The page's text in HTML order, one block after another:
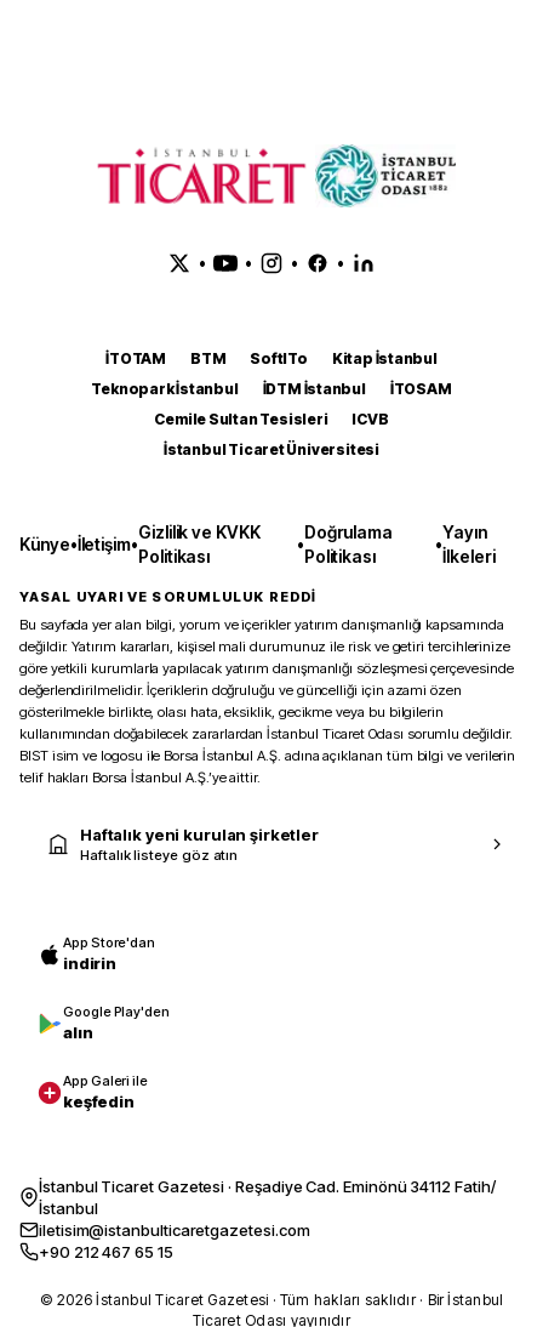
• • • •
İTOTAM BTM SoftITo
Kitap İstanbul
Teknopark İstanbul
İDTM İstanbul
İTOSAM
Cemile Sultan Tesisleri
ICVB
İstanbul Ticaret Üniversitesi
Künye•İletişim•
Gizlilik ve KVKK
Politikası
•
Doğrulama
Politikası
•
Yayın
İlkeleri
YASAL UYARI VE SORUMLULUK REDDİ
Bu sayfada yer alan bilgi, yorum ve içerikler yatırım danışmanlığı kapsamında
değildir. Yatırım kararları, kişisel mali durumunuz ile risk ve getiri tercihlerinize
göre yetkili kurumlarla yapılacak yatırım danışmanlığı sözleşmesi çerçevesinde
değerlendirilmelidir. İçeriklerin doğruluğu ve güncelliği için azami özen
gösterilmekle birlikte, olası hata, eksiklik, gecikme veya bu bilgilerin
kullanımından doğabilecek zararlardan İstanbul Ticaret Odası sorumlu değildir.
BIST isim ve logosu ile Borsa İstanbul A.Ş. adına açıklanan tüm bilgi ve verilerin
telif hakları Borsa İstanbul A.Ş.’ye aittir.
Haftalık yeni kurulan şirketler
Haftalık listeye göz atın
App Store'dan
indirin
Google Play'den
alın
App Galeri ile
keşfedin
İstanbul Ticaret Gazetesi · Reşadiye Cad. Eminönü 34112 Fatih/
İstanbul
iletisim@istanbulticaretgazetesi.com
+90 212 467 65 15
© 2026 İstanbul Ticaret Gazetesi · Tüm hakları saklıdır · Bir İstanbul
Ticaret Odası yayınıdır